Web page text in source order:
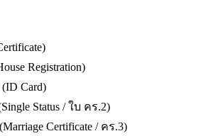
Registration)
Card)
Status / ใบ คร.2)
Certificate / คร.3)